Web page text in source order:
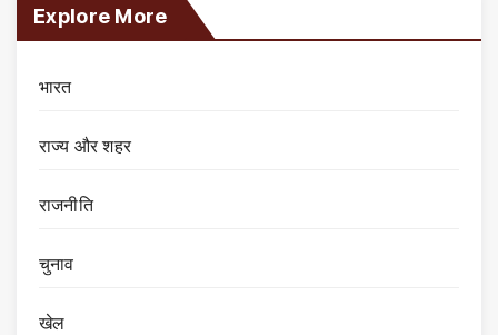
Explore More
भारत
राज्य और शहर
राजनीति
चुनाव
खेल